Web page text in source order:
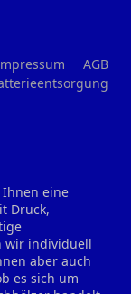
AGB
eine
Druck,
wir individuell
aber auch
es sich um